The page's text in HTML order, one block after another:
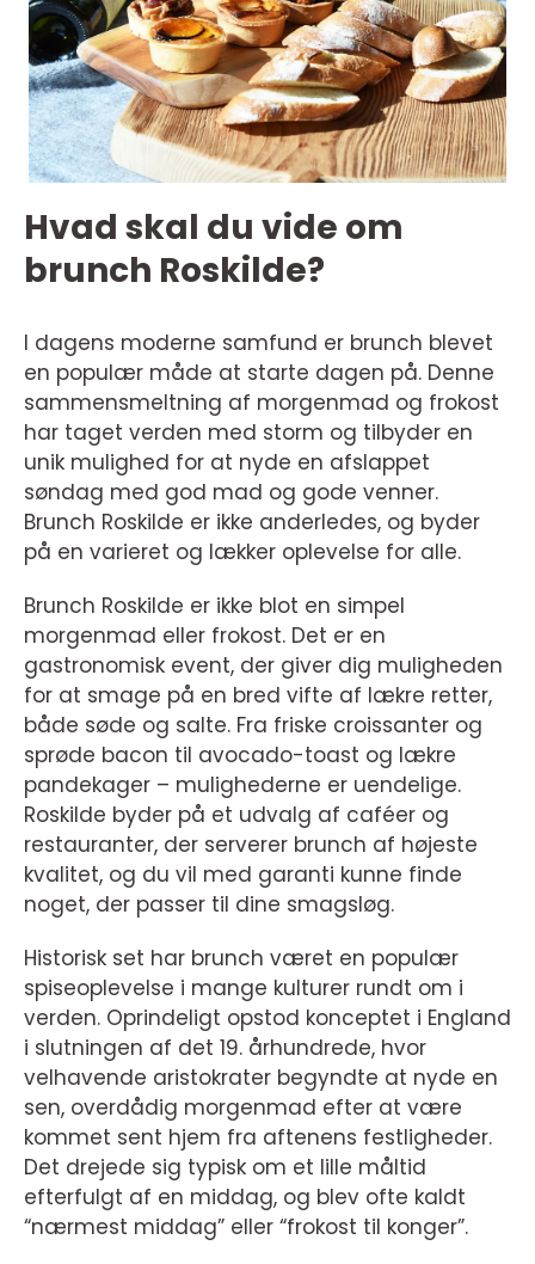
Hvad skal du vide om
brunch Roskilde?
I dagens moderne samfund er brunch blevet
en populær måde at starte dagen på. Denne
sammensmeltning af morgenmad og frokost
har taget verden med storm og tilbyder en
unik mulighed for at nyde en afslappet
søndag med god mad og gode venner.
Brunch Roskilde er ikke anderledes, og byder
på en varieret og lækker oplevelse for alle.
Brunch Roskilde er ikke blot en simpel
morgenmad eller frokost. Det er en
gastronomisk event, der giver dig muligheden
for at smage på en bred vifte af lækre retter,
både søde og salte. Fra friske croissanter og
sprøde bacon til avocado-toast og lækre
pandekager – mulighederne er uendelige.
Roskilde byder på et udvalg af caféer og
restauranter, der serverer brunch af højeste
kvalitet, og du vil med garanti kunne finde
noget, der passer til dine smagsløg.
Historisk set har brunch været en populær
spiseoplevelse i mange kulturer rundt om i
verden. Oprindeligt opstod konceptet i England
i slutningen af det 19. århundrede, hvor
velhavende aristokrater begyndte at nyde en
sen, overdådig morgenmad efter at være
kommet sent hjem fra aftenens festligheder.
Det drejede sig typisk om et lille måltid
efterfulgt af en middag, og blev ofte kaldt
“nærmest middag” eller “frokost til konger”.